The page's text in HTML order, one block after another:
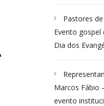
Pastores
Evento
Dia dos
Marcos Fábio
evento